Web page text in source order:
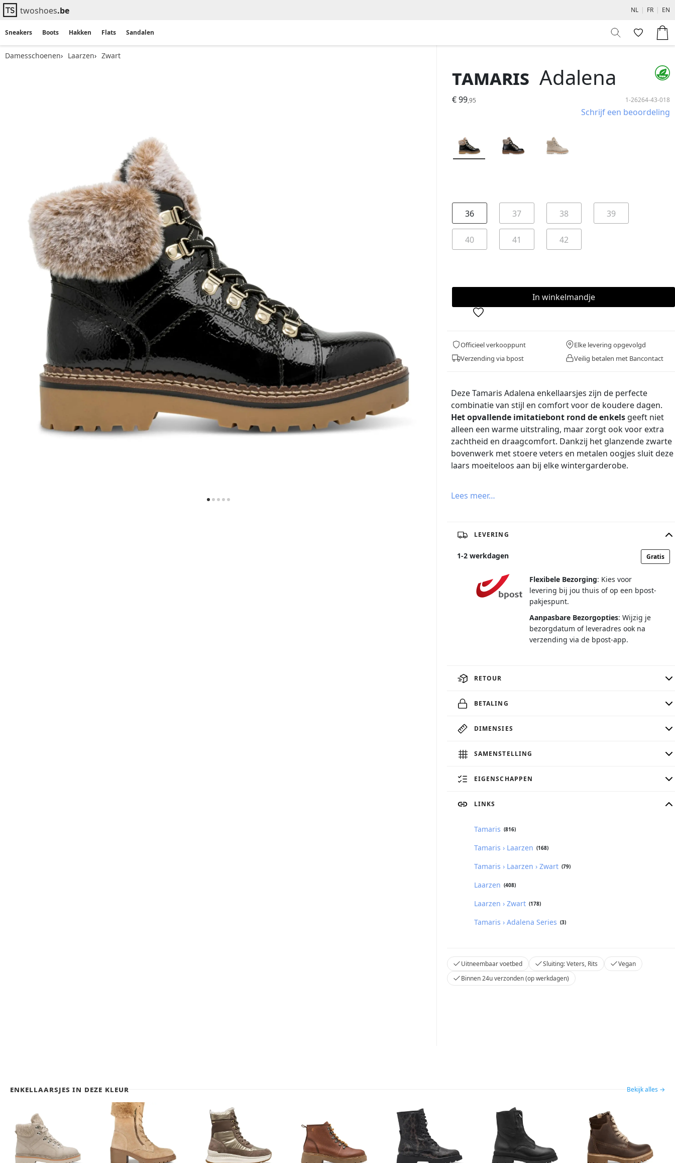
twoshoes.be NL | FR | EN
Sneakers Boots Hakken Flats Sandalen
Damesschoenen Laarzen Zwart
Tamaris Adalena
€ 99,95 1-26264-43-018
Schrijf een beoordeling
36 37 38 39
40 41 42
Officieel verkooppunt
Elke levering opgevolgd
Verzending via bpost
Veilig betalen met Bancontact
Deze Tamaris Adalena enkellaarsjes zijn de perfecte
combinatie van stijl en comfort voor de koudere dagen.
Het opvallende imitatiebont rond de enkels geeft niet
alleen een warme uitstraling, maar zorgt ook voor extra
zachtheid en draagcomfort. Dankzij het glanzende zwarte
bovenwerk met stoere veters en metalen oogjes sluit deze
laars moeiteloos aan bij elke wintergarderobe.
Lees meer…
LEVERING
1-2 werkdagen Gratis
Flexibele Bezorging: Kies voor
levering bij jou thuis of op een bpost-
pakjespunt.
Aanpasbare Bezorgopties: Wijzig je
bezorgdatum of leveradres ook na
verzending via de bpost-app.
RETOUR
BETALING
DIMENSIES
SAMENSTELLING
EIGENSCHAPPEN
LINKS
Tamaris (816)
Tamaris › Laarzen (168)
Tamaris › Laarzen › Zwart (79)
Laarzen (408)
Laarzen › Zwart (178)
Tamaris › Adalena Series (3)
Uitneembaar voetbed Sluiting: Veters, Rits
Vegan
Binnen 24u verzonden (op werkdagen)
Enkellaarsjes in deze kleur Bekijk alles →